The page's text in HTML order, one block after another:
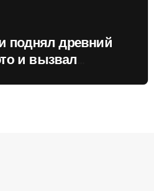
поднял древний
и вызвал